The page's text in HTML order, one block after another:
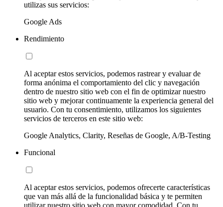
utilizas sus servicios:
Google Ads
Rendimiento
Al aceptar estos servicios, podemos rastrear y evaluar de
forma anónima el comportamiento del clic y navegación
dentro de nuestro sitio web con el fin de optimizar nuestro
sitio web y mejorar continuamente la experiencia general del
usuario. Con tu consentimiento, utilizamos los siguientes
servicios de terceros en este sitio web:
Google Analytics, Clarity, Reseñas de Google, A/B-Testing
Funcional
Al aceptar estos servicios, podemos ofrecerte características
que van más allá de la funcionalidad básica y te permiten
utilizar nuestro sitio web con mayor comodidad. Con tu